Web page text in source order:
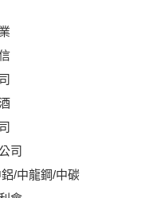
司
/中龍鋼/中碳